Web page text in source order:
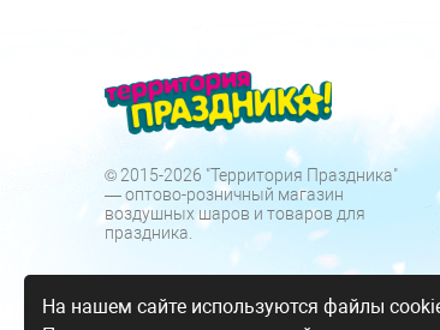
© 2015-2026 "Территория Праздника"
— оптово-розничный магазин
воздушных шаров и товаров для
праздника.
На нашем сайте используются файлы